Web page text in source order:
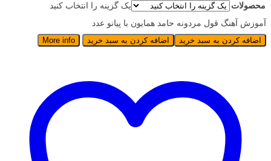
محصولات
یک گزینه را انتخاب کنید
آموزش آهنگ قول مردونه حامد همایون با پیانو عدد
اضافه کردن به سبد خرید اضافه کردن به سبد خرید More info